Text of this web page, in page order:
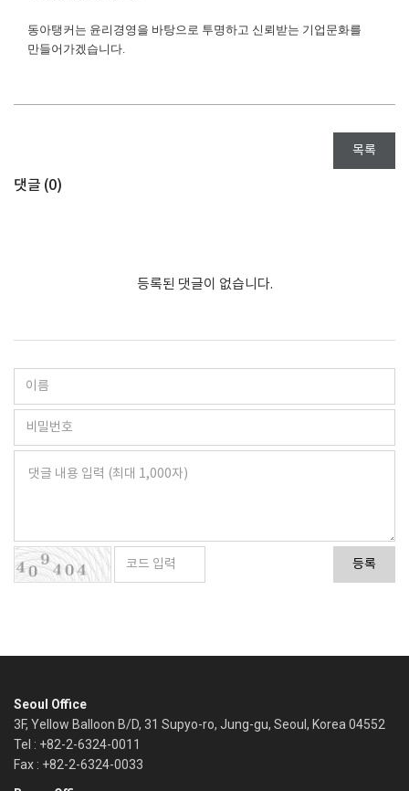
동아탱커는 윤리경영을 바탕으로 투명하고 신뢰받는 기업문화를
만들어가겠습니다.
목록
댓글 (0)
등록된 댓글이 없습니다.
등록
Seoul Office
3F, Yellow Balloon B/D, 31 Supyo-ro, Jung-gu, Seoul, Korea 04552
Tel : +82-2-6324-0011
Fax : +82-2-6324-0033